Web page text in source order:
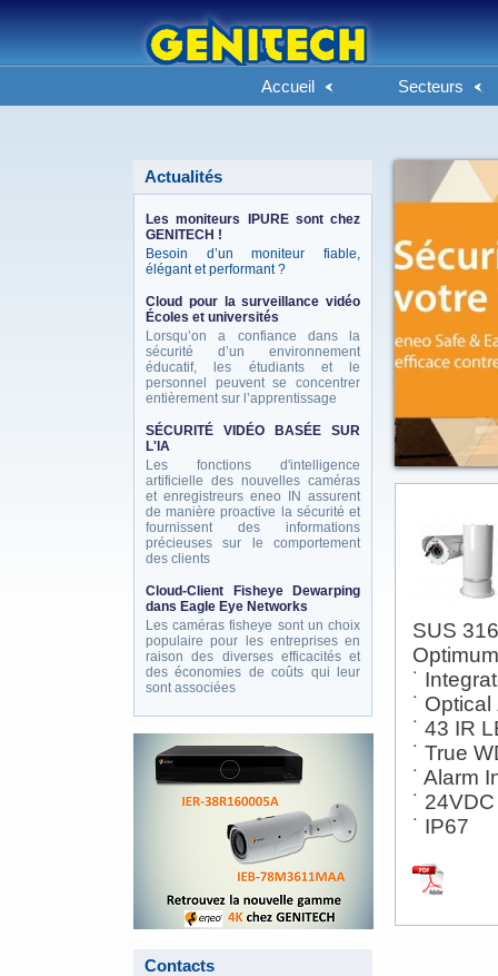
Accueil Secteurs
Actualités
Les moniteurs IPURE sont chez
GENITECH !
Besoin d’un moniteur fiable,
élégant et performant ?
Cloud pour la surveillance vidéo
Écoles et universités
Lorsqu’on a confiance dans la
sécurité d’un environnement
éducatif, les étudiants et le
personnel peuvent se concentrer
entièrement sur l’apprentissage
SÉCURITÉ VIDÉO BASÉE SUR
L'IA
Les fonctions d'intelligence
artificielle des nouvelles caméras
et enregistreurs eneo IN assurent
de manière proactive la sécurité et
fournissent des informations
précieuses sur le comportement
des clients
Cloud-Client Fisheye Dewarping
dans Eagle Eye Networks
Les caméras fisheye sont un choix
populaire pour les entreprises en
raison des diverses efficacités et
des économies de coûts qui leur
sont associées
Contacts
SUS
˙
˙
˙ 43 IR
˙ True
˙ Alarm
˙ 24VDC
˙ IP67